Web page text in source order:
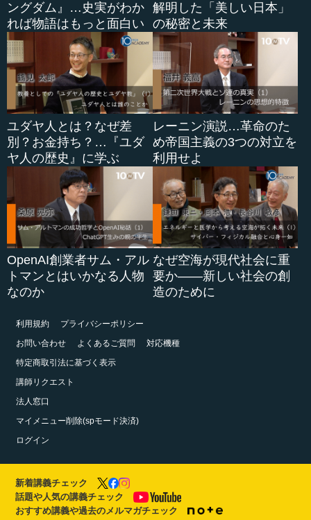
ングダム』…史実がわか
れば物語はもっと面白い
解明した「美しい日本」
の秘密と未来
ユダヤ人とは？なぜ差
別？お金持ち？…『ユダ
ヤ人の歴史』に学ぶ
レーニン演説…革命のた
め帝国主義の3つの対立を
利用せよ
OpenAI創業者サム・アル
トマンとはいかなる人物
なのか
なぜ空海が現代社会に重
要か――新しい社会の創
造のために
利用規約
プライバシーポリシー
お問い合わせ
よくあるご質問
対応機種
特定商取引法に基づく表示
講師リクエスト
法人窓口
マイメニュー削除(spモード決済)
ログイン
新着講義チェック
話題や人気の講義チェック
おすすめ講義や過去のメルマガチェック